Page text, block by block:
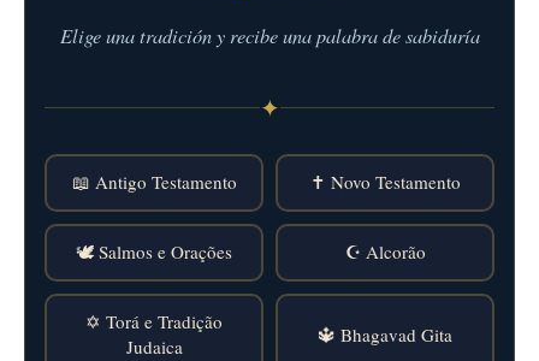
Elige una tradición y recibe una palabra de sabiduría
✦
📖 Antigo Testamento ✝️ Novo Testamento
🕊️ Salmos e Orações ☪️ Alcorão
✡️ Torá e Tradição
Judaica
🔱 Bhagavad Gita